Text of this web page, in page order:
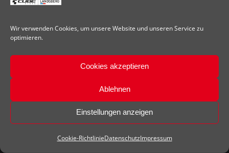
Wir verwenden Cookies, um unsere Website und unseren Service zu
optimieren.
Cookies akzeptieren
Ablehnen
Einstellungen anzeigen
Cookie-RichtlinieDatenschutzImpressum
ÖFFNUNGSZEITEN
März – September
Montag: Ruhetag
Di – Fr: 09:00 – 18:30 Uhr
Sa: 09:00 – 15.00
Oktober – Februar
Montag: Ruhetag